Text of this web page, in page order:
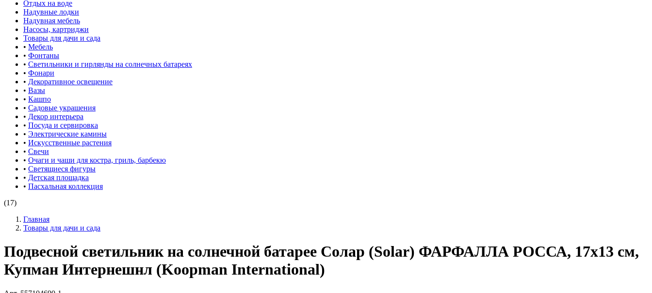
Отдых на воде
Надувные лодки
Надувная мебель
Насосы, картриджи
Товары для дачи и сада
• Мебель
• Фонтаны
• Светильники и гирлянды на солнечных батареях
• Фонари
• Декоративное освещение
• Вазы
• Кашпо
• Садовые украшения
• Декор интерьера
• Посуда и сервировка
• Электрические камины
• Искусственные растения
• Свечи
• Очаги и чаши для костра, гриль, барбекю
• Светящиеся фигуры
• Детская площадка
• Пасхальная коллекция
(17)
Главная
Товары для дачи и сада
Подвесной светильник на солнечной батарее Солар (Solar) ФАРФАЛЛА РОССА, 17х13 см,
Купман Интернешнл (Koopman International)